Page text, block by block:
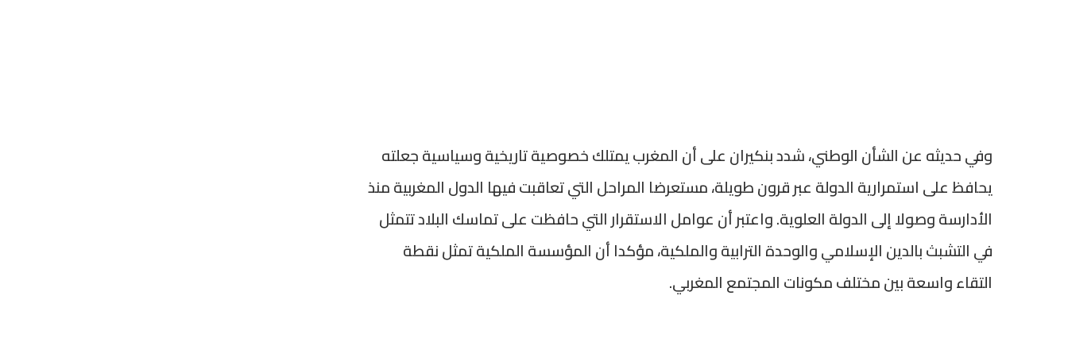
وفي حديثه عن الشأن الوطني، شدد بنكيران على أن المغرب يمتلك خصوصية تاريخية وسياسية جعلته
يحافظ على استمرارية الدولة عبر قرون طويلة، مستعرضا المراحل التي تعاقبت فيها الدول المغربية منذ
الأدارسة وصولا إلى الدولة العلوية. واعتبر أن عوامل الاستقرار التي حافظت على تماسك البلاد تتمثل
في التشبث بالدين الإسلامي والوحدة الترابية والملكية، مؤكدا أن المؤسسة الملكية تمثل نقطة
التقاء واسعة بين مختلف مكونات المجتمع المغربي.